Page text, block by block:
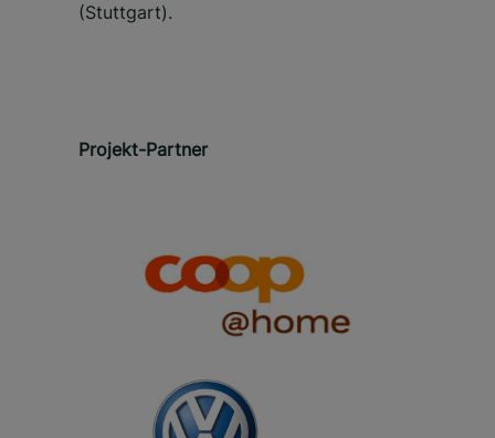
(Stuttgart).
Projekt-Partner